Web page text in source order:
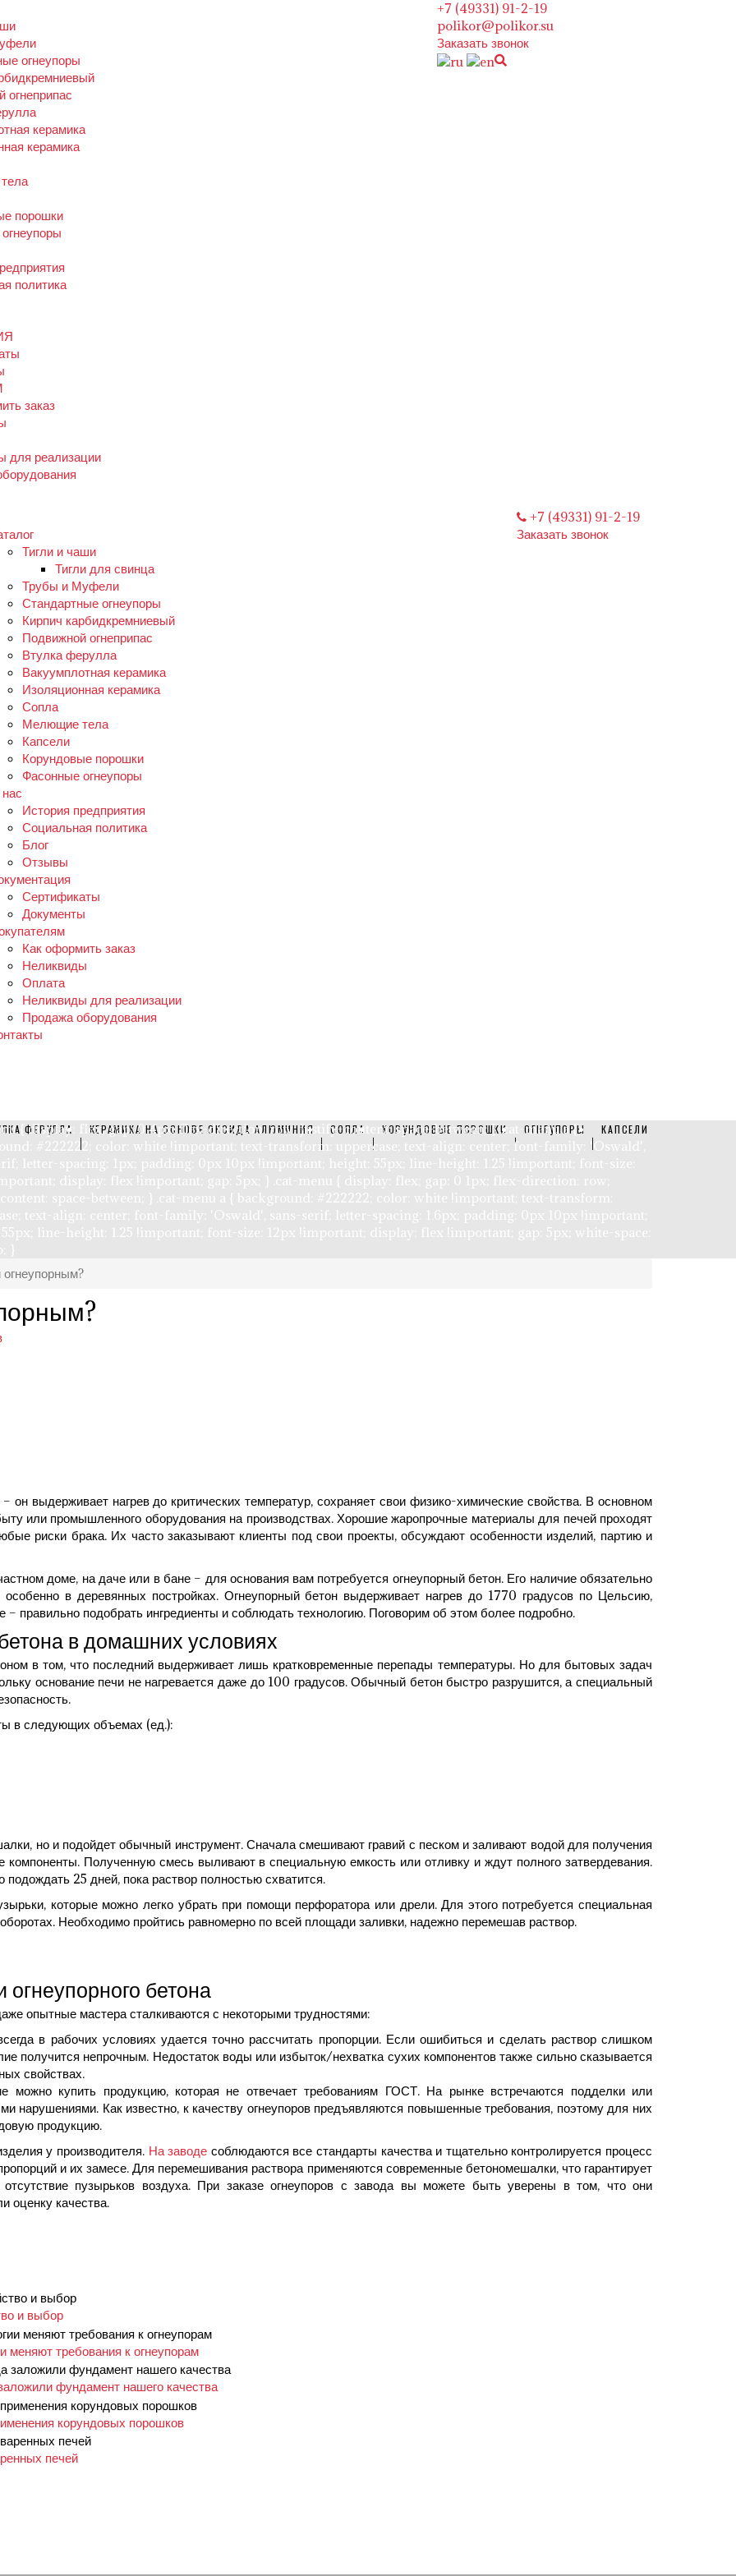
огнеупоры
огнеприпас
керамика
керамика
порошки
политика
заказ
для реализации
+7 (49331) 91-2-19
polikor@polikor.su
Заказать звонок
Тигли и чаши
Тигли для свинца
Трубы и Муфели
Стандартные огнеупоры
Кирпич карбидкремниевый
Подвижной огнеприпас
Втулка ферулла
Вакуумплотная керамика
Изоляционная керамика
Сопла
Мелющие тела
Капсели
Корундовые порошки
Фасонные огнеупоры
История предприятия
Социальная политика
Блог
Отзывы
Сертификаты
Документы
Как оформить заказ
Неликвиды
Оплата
Неликвиды для реализации
Продажа оборудования
+7 (49331) 91-2-19
Заказать звонок
ФЕРУЛЛА КЕРАМИКА НА ОСНОВЕ ОКСИДА АЛЮМИНИЯ СОПЛА КОРУНДОВЫЕ ПОРОШКИ ОГНЕУПОРЫ КАПСЕЛИ
{ display: flex; gap: 0 4px; flex-direction: row; justify-content: space-between; } .cat-menu a {
#222222; color: white !important; text-transform: uppercase; text-align: center; font-family: 'Oswald',
letter-spacing: 1px; padding: 0px 10px !important; height: 55px; line-height: 1.25 !important; font-size:
display: flex !important; gap: 5px; } .cat-menu { display: flex; gap: 0 1px; flex-direction: row;
space-between; } .cat-menu a { background: #222222; color: white !important; text-transform:
text-align: center; font-family: 'Oswald', sans-serif; letter-spacing: 1.6px; padding: 0px 10px !important;
line-height: 1.25 !important; font-size: 12px !important; display: flex !important; gap: 5px; white-space:
}
огнеупорным?
он выдерживает нагрев до критических температур, сохраняет свои физико-химические свойства. В основном
или промышленного оборудования на производствах. Хорошие жаропрочные материалы для печей проходят
риски брака. Их часто заказывают клиенты под свои проекты, обсуждают особенности изделий, партию и
доме, на даче или в бане – для основания вам потребуется огнеупорный бетон. Его наличие обязательно
особенно в деревянных постройках. Огнеупорный бетон выдерживает нагрев до 1770 градусов по Цельсию,
– правильно подобрать ингредиенты и соблюдать технологию. Поговорим об этом более подробно.
в домашних условиях
в том, что последний выдерживает лишь кратковременные перепады температуры. Но для бытовых задач
основание печи не нагревается даже до 100 градусов. Обычный бетон быстро разрушится, а специальный
в следующих объемах (ед.):
но и подойдет обычный инструмент. Сначала смешивают гравий с песком и заливают водой для получения
компоненты. Полученную смесь выливают в специальную емкость или отливку и ждут полного затвердевания.
25 дней, пока раствор полностью схватится.
которые можно легко убрать при помощи перфоратора или дрели. Для этого потребуется специальная
Необходимо пройтись равномерно по всей площади заливки, надежно перемешав раствор.
бетона
опытные мастера сталкиваются с некоторыми трудностями:
в рабочих условиях удается точно рассчитать пропорции. Если ошибиться и сделать раствор слишком
получится непрочным. Недостаток воды или избыток/нехватка сухих компонентов также сильно сказывается
свойствах.
можно купить продукцию, которая не отвечает требованиям ГОСТ. На рынке встречаются подделки или
нарушениями. Как известно, к качеству огнеупоров предъявляются повышенные требования, поэтому для них
продукцию.
у производителя. На заводе соблюдаются все стандарты качества и тщательно контролируется процесс
и их замесе. Для перемешивания раствора применяются современные бетономешалки, что гарантирует
отсутствие пузырьков воздуха. При заказе огнеупоров с завода вы можете быть уверены в том, что они
оценку качества.
и выбор
меняют требования к огнеупорам
фундамент нашего качества
корундовых порошков
печей